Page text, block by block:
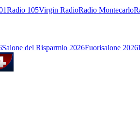
Radio 105Virgin RadioRadio Montecarlo
Salone del Risparmio 2026Fuorisalone 2026